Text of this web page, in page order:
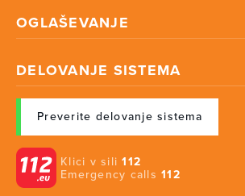
OGLAŠEVANJE
DELOVANJE SISTEMA
Preverite delovanje sistema
Klici v sili112
Emergency calls 112